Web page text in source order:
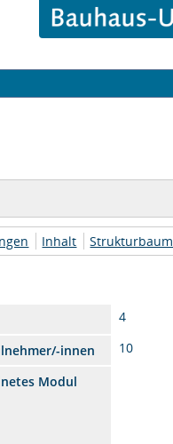
Inhalt Strukturbaum
4
innen
10
Modul